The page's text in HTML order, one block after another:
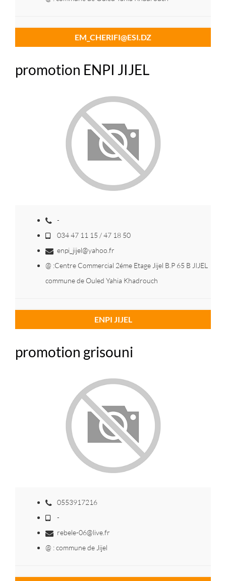
EM_CHERIFI@ESI.DZ
promotion ENPI JIJEL
-
034 47 11 15 / 47 18 50
enpi_jijel@yahoo.fr
@ :Centre Commercial 2éme Etage Jijel B.P 65 B JIJEL
commune de Ouled Yahia Khadrouch
ENPI JIJEL
promotion grisouni
0553917216
-
rebele-06@live.fr
@ : commune de Jijel